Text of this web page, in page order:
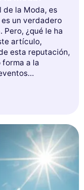
de la Moda, es
un verdadero
¿qué le ha
artículo,
esta reputación,
forma a la
lugar de
de la
el fascinante
enteras. ¡No
la